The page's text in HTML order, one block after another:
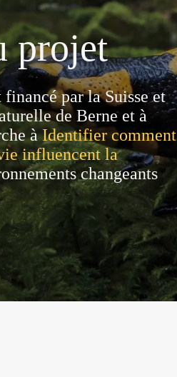
projet
par la Suisse et
de Berne et à
àIdentifier comment
influencent la
changeants